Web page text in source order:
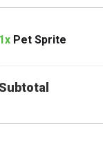
1x Pet Sprite